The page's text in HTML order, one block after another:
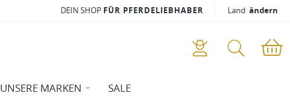
DEIN SHOP FÜR PFERDELIEBHABER Land ändern
UNSERE MARKEN SALE